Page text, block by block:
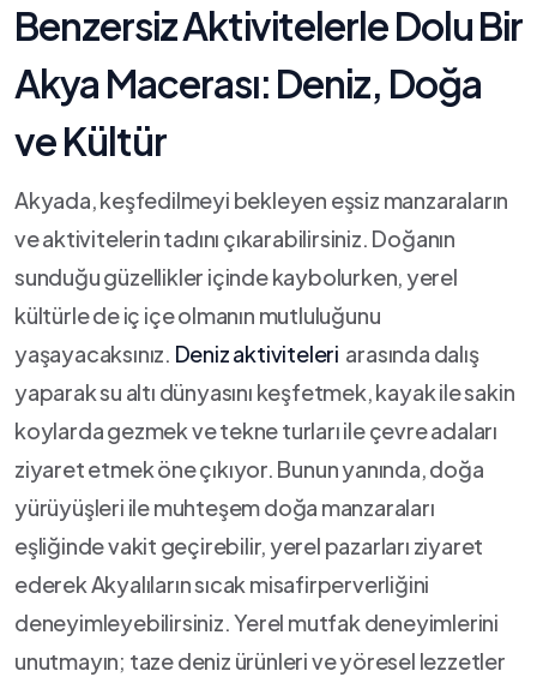
Benzersiz⁤ Aktivitelerle Dolu⁤ Bir
Akya​ Macerası: ⁤Deniz, Doğa
ve Kültür
Akyada, ⁢keşfedilmeyi‌ bekleyen eşsiz manzaraların
‍ve ⁣aktivitelerin tadını çıkarabilirsiniz. Doğanın
sunduğu güzellikler içinde kaybolurken,⁣ yerel⁣
kültürle de iç içe olmanın mutluluğunu
yaşayacaksınız.⁢ Deniz aktiviteleri ⁤ arasında dalış
yaparak su⁣ altı dünyasını keşfetmek, kayak ile sakin
koylarda gezmek ‌ve ‍tekne turları ile çevre adaları
ziyaret‌ etmek öne çıkıyor.⁤ Bunun yanında, doğa⁣
yürüyüşleri ‍ile muhteşem doğa⁣ manzaraları
eşliğinde vakit ⁤geçirebilir,⁤ yerel‌ pazarları ziyaret
ederek Akyalıların​ sıcak ‍misafirperverliğini
deneyimleyebilirsiniz.⁤ Yerel mutfak deneyimlerini
unutmayın; taze deniz ürünleri ve yöresel lezzetler